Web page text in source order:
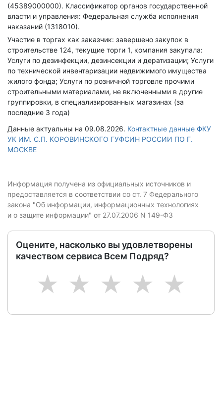
(45389000000). Классификатор органов государственной
власти и управления: Федеральная служба исполнения
наказаний (1318010).
Участие в торгах как заказчик: завершено закупок в
строительстве 124, текущие торги 1, компания закупала:
Услуги по дезинфекции, дезинсекции и дератизации; Услуги
по технической инвентаризации недвижимого имущества
жилого фонда; Услуги по розничной торговле прочими
строительными материалами, не включенными в другие
группировки, в специализированных магазинах (за
последние 3 года)
Данные актуальны на 09.08.2026. Контактные данные ФКУ
УК ИМ. С.П. КОРОВИНСКОГО ГУФСИН РОССИИ ПО Г.
МОСКВЕ
Информация получена из официальных источников и
предоставляется в соответствии со ст. 7 Федерального
закона "Об информации, информационных технологиях
и о защите информации" от 27.07.2006 N 149-ФЗ
Оцените, насколько вы удовлетворены
качеством сервиса Всем Подряд?
5
4
3
2
1